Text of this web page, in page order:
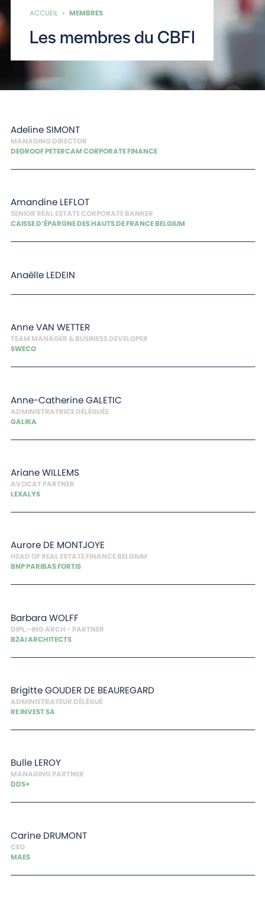
ACCUEIL › MEMBRES
Les membres du CBFI
Adeline SIMONT
MANAGING DIRECTOR
DEGROOF PETERCAM CORPORATE FINANCE
Amandine LEFLOT
SENIOR REAL ESTATE CORPORATE BANKER
CAISSE D’ÉPARGNE DES HAUTS DE FRANCE BELGIUM
Anaëlle LEDEIN
AnneVAN WETTER
TEAM MANAGER & BUSINESS DEVELOPER
SWECO
Anne-CatherineGALETIC
ADMINISTRATRICE DÉLÉGUÉE
GALIKA
ArianeWILLEMS
AVOCAT PARTNER
LEXALYS
Aurore DE MONTJOYE
HEAD OF REAL ESTATE FINANCE BELGIUM
BNP PARIBAS FORTIS
BarbaraWOLFF
DIPL.-ING ARCH - PARTNER
B2AI ARCHITECTS
BrigitteGOUDER DE BEAUREGARD
ADMINISTRATEUR DÉLÉGUÉ
RE INVEST SA
Bulle LEROY
MANAGING PARTNER
DDS+
Carine DRUMONT
CEO
MAES